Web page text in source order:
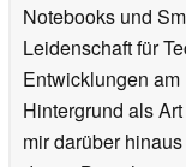
Notebooks und
Leidenschaft für
Entwicklungen
Hintergrund als
mir darüber